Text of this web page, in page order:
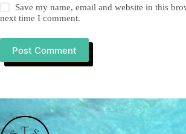
Save my name, email and website in this
next time I comment.
Post Comment